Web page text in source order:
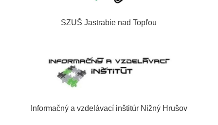
SZUŠ Jastrabie nad Topľou
Informačný a vzdelávací inštitúr Nižný Hrušov